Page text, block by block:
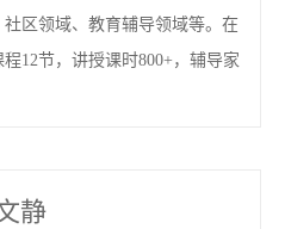
区领域、教育辅导领域等。在
12节，讲授课时800+，辅导家
静